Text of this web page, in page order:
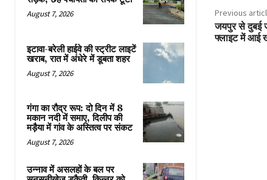
August 7, 2026
इटावा-बरेली हाईवे की स्ट्रीट लाइटें
खराब, रात में अंधेरे में डूबता शहर
August 7, 2026
गंगा का रौद्र रूप: दो दिन में 8
मकान नदी में समाए, दिलीप की
मड़ैया में गांव के अस्तित्व पर संकट
August 7, 2026
उन्नाव में असलहों के बल पर
Previous
जयपुर से दुबई
फ्लाइट में आई